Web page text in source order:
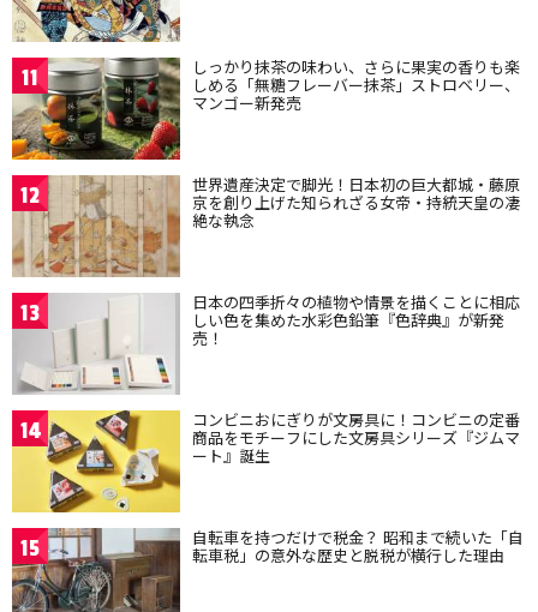
11 しっかり抹茶の味わい、さらに果実の香りも楽
しめる「無糖フレーバー抹茶」ストロベリー、
マンゴー新発売
12 世界遺産決定で脚光！日本初の巨大都城・藤原
京を創り上げた知られざる女帝・持統天皇の凄
絶な執念
13 日本の四季折々の植物や情景を描くことに相応
しい色を集めた水彩色鉛筆『色辞典』が新発
売！
14 コンビニおにぎりが文房具に！コンビニの定番
商品をモチーフにした文房具シリーズ『ジムマ
ート』誕生
15 自転車を持つだけで税金？ 昭和まで続いた「自
転車税」の意外な歴史と脱税が横行した理由